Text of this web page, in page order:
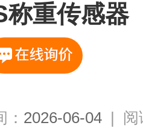
称重传感器
2026-06-04 | 阅